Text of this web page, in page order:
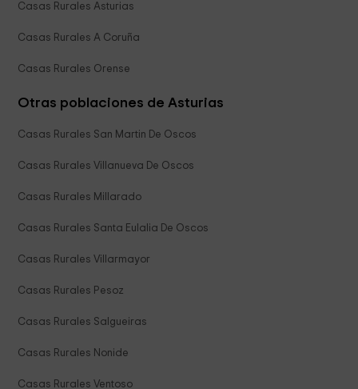
Casas Rurales Asturias
Casas Rurales A Coruña
Casas Rurales Orense
Otras poblaciones de Asturias
Casas Rurales San Martin De Oscos
Casas Rurales Villanueva De Oscos
Casas Rurales Millarado
Casas Rurales Santa Eulalia De Oscos
Casas Rurales Villarmayor
Casas Rurales Pesoz
Casas Rurales Salgueiras
Casas Rurales Nonide
Casas Rurales Ventoso